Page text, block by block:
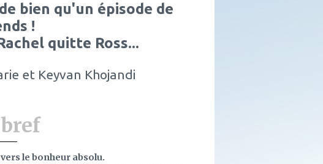
bien qu'un épisode de
!
quitte Ross...
et Keyvan Khojandi
le bonheur absolu.